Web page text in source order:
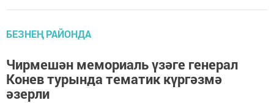
БЕЗНЕҢ РАЙОНДА
Чирмешән мемориаль үзәге генерал
Конев турында тематик күргәзмә
әзерли